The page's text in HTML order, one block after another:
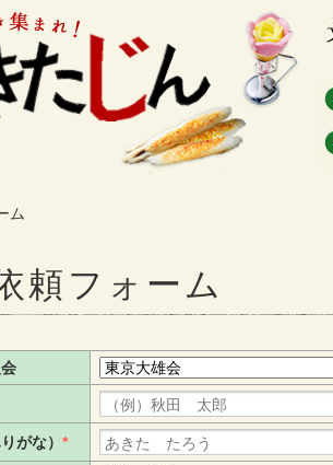
ム
頼フォーム
がな） *